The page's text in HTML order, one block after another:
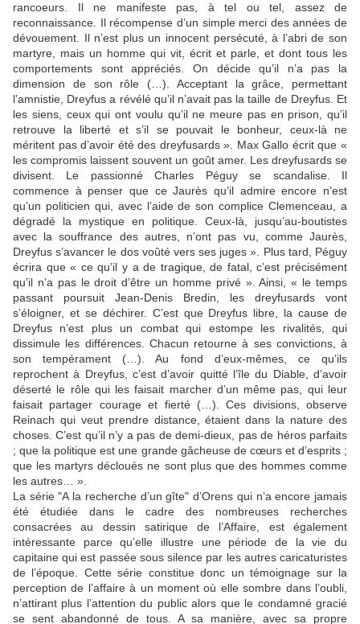
rancoeurs. Il ne manifeste pas, à tel ou tel, assez de
reconnaissance. Il récompense d’un simple merci des années de
dévouement. Il n’est plus un innocent persécuté, à l’abri de son
martyre, mais un homme qui vit, écrit et parle, et dont tous les
comportements sont appréciés. On décide qu’il n’a pas la
dimension de son rôle (…). Acceptant la grâce, permettant
l’amnistie, Dreyfus a révélé qu’il n’avait pas la taille de Dreyfus. Et
les siens, ceux qui ont voulu qu’il ne meure pas en prison, qu’il
retrouve la liberté et s’il se pouvait le bonheur, ceux-là ne
méritent pas d’avoir été des dreyfusards ». Max Gallo écrit que «
les compromis laissent souvent un goût amer. Les dreyfusards se
divisent. Le passionné Charles Péguy se scandalise. Il
commence à penser que ce Jaurès qu’il admire encore n’est
qu’un politicien qui, avec l’aide de son complice Clemenceau, a
dégradé la mystique en politique. Ceux-là, jusqu’au-boutistes
avec la souffrance des autres, n’ont pas vu, comme Jaurès,
Dreyfus s’avancer le dos voûté vers ses juges ». Plus tard, Péguy
écrira que « ce qu’il y a de tragique, de fatal, c’est précisément
qu’il n’a pas le droit d’être un homme privé ». Ainsi, « le temps
passant poursuit Jean-Denis Bredin, les dreyfusards vont
s’éloigner, et se déchirer. C’est que Dreyfus libre, la cause de
Dreyfus n’est plus un combat qui estompe les rivalités, qui
dissimule les différences. Chacun retourne à ses convictions, à
son tempérament (…). Au fond d’eux-mêmes, ce qu’ils
reprochent à Dreyfus, c’est d’avoir quitté l’île du Diable, d’avoir
déserté le rôle qui les faisait marcher d’un même pas, qui leur
faisait partager courage et fierté (…). Ces divisions, observe
Reinach qui veut prendre distance, étaient dans la nature des
choses. C’est qu’il n’y a pas de demi-dieux, pas de héros parfaits
; que la politique est une grande gâcheuse de cœurs et d’esprits ;
que les martyrs décloués ne sont plus que des hommes comme
les autres… ».
La série "A la recherche d’un gîte" d’Orens qui n’a encore jamais
été étudiée dans le cadre des nombreuses recherches
consacrées au dessin satirique de l’Affaire, est également
intéressante parce qu’elle illustre une période de la vie du
capitaine qui est passée sous silence par les autres caricaturistes
de l’époque. Cette série constitue donc un témoignage sur la
perception de l’affaire à un moment où elle sombre dans l’oubli,
n’attirant plus l’attention du public alors que le condamné gracié
se sent abandonné de tous. A sa manière, avec sa propre